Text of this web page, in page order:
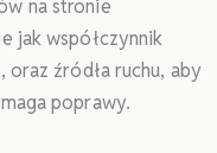
na stronie
jak współczynnik
źródła ruchu, aby
poprawy.